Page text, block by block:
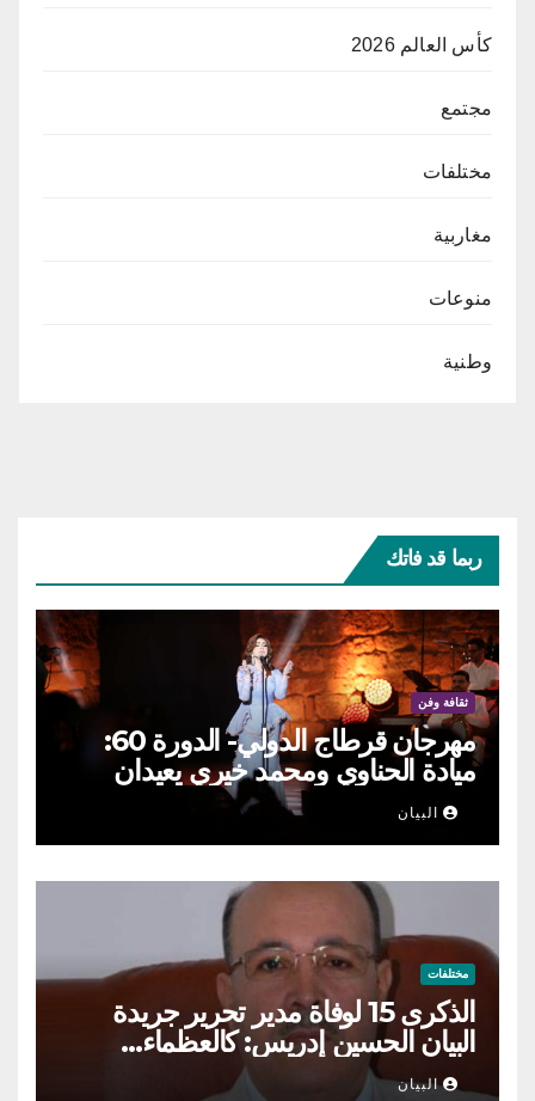
كأس العالم 2026
مجتمع
مختلفات
مغاربية
منوعات
وطنية
ربما قد فاتك
ثقافة وفن
مهرجان قرطاج الدولي- الدورة 60:
ميادة الحناوي ومحمد خيري يعيدان
الطرب السوري إلى ركح قرطاج
البيان
مختلفات
الذكرى 15 لوفاة مدير تحرير جريدة
البيان الحسين إدريس: كالعظماء…
عاش شامخا ورحل واقفا
البيان